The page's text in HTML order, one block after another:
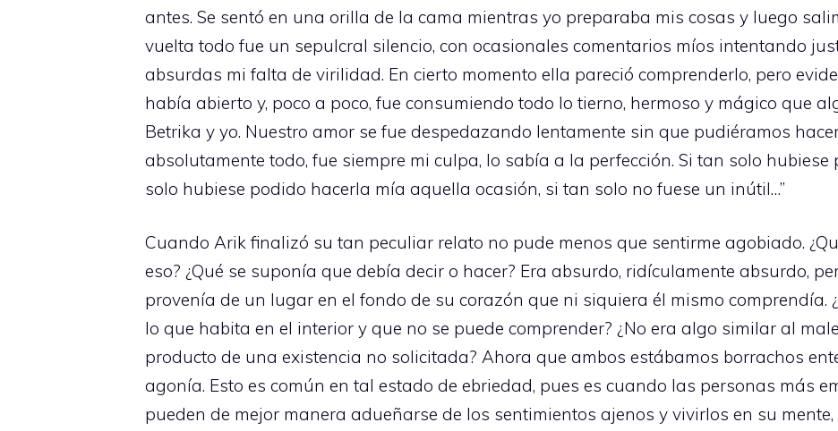
antes. Se sentó en una orilla de la cama mientras yo preparaba mis cosas y luego
vuelta todo fue un sepulcral silencio, con ocasionales comentarios míos intentando
absurdas mi falta de virilidad. En cierto momento ella pareció comprenderlo, pero
había abierto y, poco a poco, fue consumiendo todo lo tierno, hermoso y mágico que
Betrika y yo. Nuestro amor se fue despedazando lentamente sin que pudiéramos
absolutamente todo, fue siempre mi culpa, lo sabía a la perfección. Si tan solo hubiese
solo hubiese podido hacerla mía aquella ocasión, si tan solo no fuese un inútil…”
Cuando Arik finalizó su tan peculiar relato no pude menos que sentirme agobiado.
eso? ¿Qué se suponía que debía decir o hacer? Era absurdo, ridículamente absurdo,
provenía de un lugar en el fondo de su corazón que ni siquiera él mismo comprendía.
lo que habita en el interior y que no se puede comprender? ¿No era algo similar al
producto de una existencia no solicitada? Ahora que ambos estábamos borrachos
agonía. Esto es común en tal estado de ebriedad, pues es cuando las personas más
pueden de mejor manera adueñarse de los sentimientos ajenos y vivirlos en su